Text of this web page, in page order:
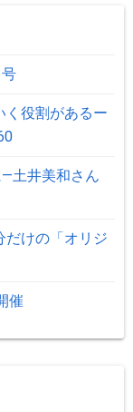
く役割があるー
土井美和さん
だけの「オリジ
催